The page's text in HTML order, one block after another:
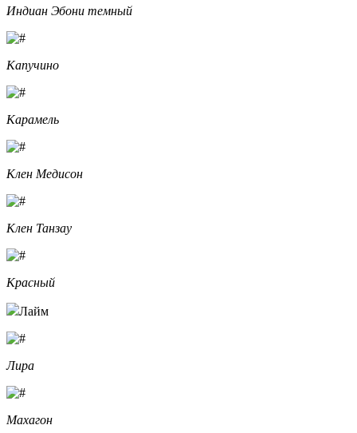
Индиан Эбони темный
Капучино
Карамель
Клен Медисон
Клен Танзау
Красный
Лайм
Лира
Махагон